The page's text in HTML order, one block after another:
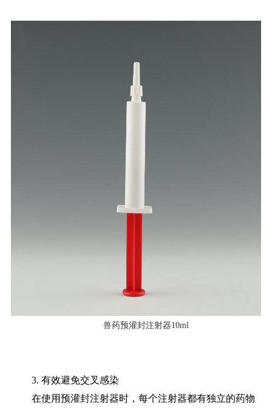
兽药预灌封注射器10ml
3. 有效避免交叉感染
在使用预灌封注射器时，每个注射器都有独立的药物